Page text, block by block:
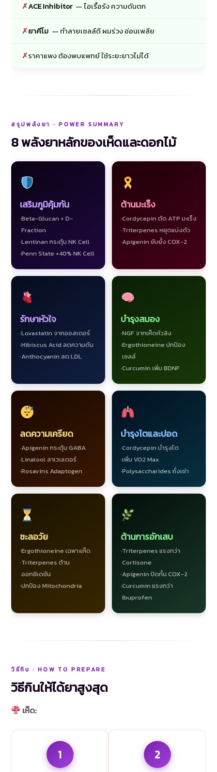
✗ACE Inhibitor — ไอเรื้อรัง ความดันตก
✗ยาคีโม — ทำลายเซลล์ดี ผมร่วง อ่อนเพลีย
✗ราคาแพง ต้องพบแพทย์ ใช้ระยะยาวไม่ได้
สรุปพลังยา · POWER SUMMARY
8 พลังยาหลักของเห็ดและดอกไม้
เสริมภูมิคุ้มกัน
Beta-Glucan + D-
Fraction
Lentinan กระตุ้น NK Cell
Penn State +40% NK Cell
ต้านมะเร็ง
Cordycepin ตัด ATP มะเร็ง
Triterpenes หยุดแบ่งตัว
Apigenin ยับยั้ง COX-2
รักษาหัวใจ
Lovastatin จากออสเตอร์
Hibiscus Acid ลดความดัน
Anthocyanin ลด LDL
บำรุงสมอง
NGF จากเห็ดหัวลิง
Ergothioneine ปกป้อง
เซลล์
Curcumin เพิ่ม BDNF
ลดความเครียด
Apigenin กระตุ้น GABA
Linalool ลาเวนเดอร์
Rosavins Adaptogen
บำรุงไตและปอด
Cordycepin บำรุงไต
เพิ่ม VO2 Max
Polysaccharides ถั่งเช่า
ชะลอวัย
Ergothioneine เฉพาะเห็ด
Triterpenes ต้าน
ออกซิเดชัน
ปกป้อง Mitochondria
ต้านการอักเสบ
Triterpenes แรงกว่า
Cortisone
Apigenin ปิดกั้น COX-2
Curcumin แรงกว่า
Ibuprofen
วิธีกิน · HOW TO PREPARE
วิธีกินให้ได้ยาสูงสุด
เห็ด:
1 2